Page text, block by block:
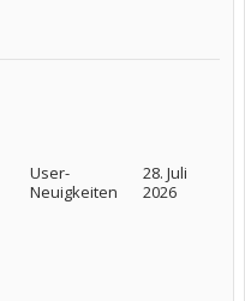
User-
Neuigkeiten
28. Juli
2026